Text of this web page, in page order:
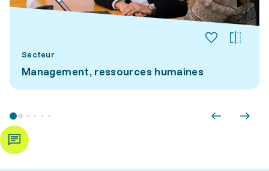
Secteur
Management, ressources humaines